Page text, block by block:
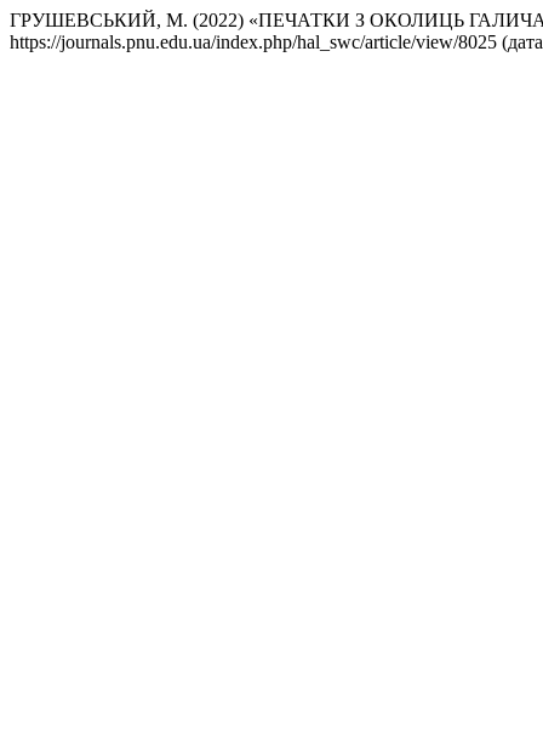
ГРУШЕВСЬКИЙ, М. (2022) «ПЕЧАТКИ З ОКОЛИЦЬ
https://journals.pnu.edu.ua/index.php/hal_swc/article/view/8025